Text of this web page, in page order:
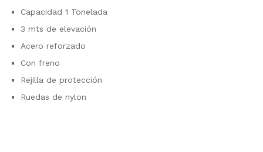
Capacidad 1 Tonelada
3 mts de elevación
Acero reforzado
Con freno
Rejilla de protección
Ruedas de nylon